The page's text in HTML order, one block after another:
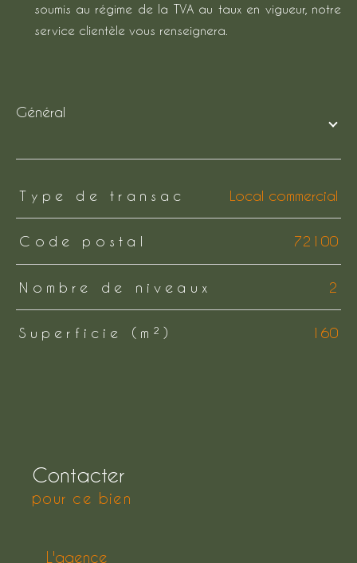
soumis au régime de la TVA au taux en vigueur, notre
service clientèle vous renseignera.
général
TRAD_ZEPHYR_Caracteristique TRAD_ZEPHYR_Valeurs
Type de transac Local commercial
Code postal 72100
Nombre de niveaux 2
Superficie (m²) 160
Contacter
pour ce bien
L'agence